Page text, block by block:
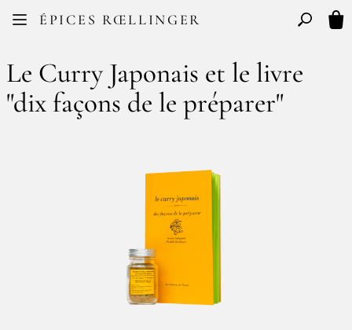
ÉPICES RŒLLINGER
FR EN Basculer
Le Curry Japonais et le livre
"dix façons de le préparer"